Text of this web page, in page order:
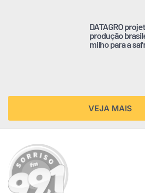
DATAGRO
produção
milho para a
VEJA MAIS